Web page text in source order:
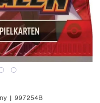
| 997254B